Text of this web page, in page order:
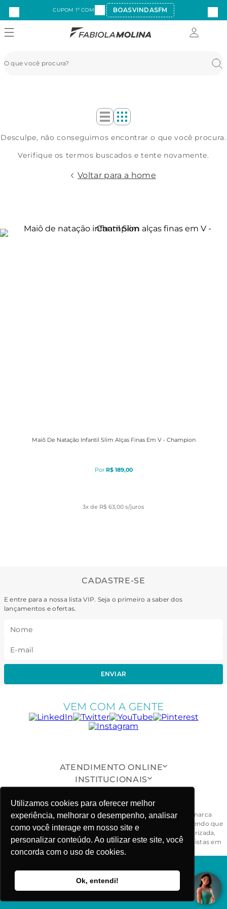
Utilizamos cookies para oferecer melhor
experiência, melhorar o desempenho, analisar
como você interage em nosso site e
personalizar conteúdo. Ao utilizar este site, você
concorda com o uso de cookies.
Ok, entendi!
CUPOM 1ª COMPRA: BOASVINDASFM
Desculpe, não conseguimos encontrar o que você procura.
Verifique os termos buscados e tente novamente.
Voltar para a home
Maiô De Natação Infantil Slim Alças Finas Em V - Champion
R$ 189,00
3x de R$ 63,00 s/juros
CADASTRE-SE
E entre para a nossa lista VIP. Seja o primeiro a saber dos
lançamentos e ofertas.
ENVIAR
VEM COM A GENTE
ATENDIMENTO ONLINE
INSTITUCIONAIS
ONDE ESTAMOS
Todas as peças, modelos, desenhos, design e formas da marca
Fabiola Molina® são exclusivos e devidamente protegidos, sendo que
a sua reprodução, imitação ou cópia, de maneira não autorizada,
ensejarão ao responsável às penalidades civil e criminal previstas em
lei. - CNPJ: 03.781.919/0001-58
FABIOLA MOLINA ©COPYRIGHT 2025